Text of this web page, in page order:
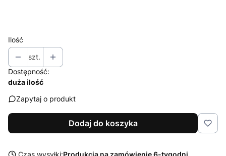
Ilość
szt.
Dostępność:
duża ilość
Zapytaj o produkt
Dodaj do koszyka
Czas wysyłki:Produkcja na zamówienie 6-tygodni